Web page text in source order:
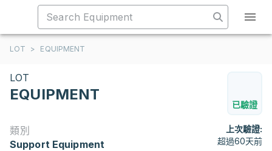
LOT > EQUIPMENT
LOT
EQUIPMENT
已驗證
類別
Support Equipment
上次驗證:
超過60天前